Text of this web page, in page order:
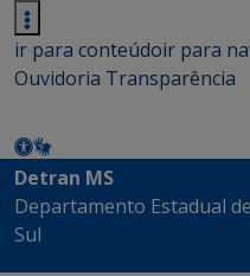
ir para conteúdoir para
Ouvidoria Transparência
Detran MS
Departamento Estadual
Sul